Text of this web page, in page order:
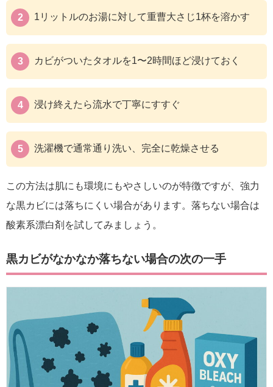
1リットルのお湯に対して重曹大さじ1杯を溶かす
カビがついたタオルを1〜2時間ほど浸けておく
浸け終えたら流水で丁寧にすすぐ
洗濯機で通常通り洗い、完全に乾燥させる
この方法は肌にも環境にもやさしいのが特徴ですが、強力
な黒カビには落ちにくい場合があります。落ちない場合は
酸素系漂白剤を試してみましょう。
黒カビがなかなか落ちない場合の次の一手